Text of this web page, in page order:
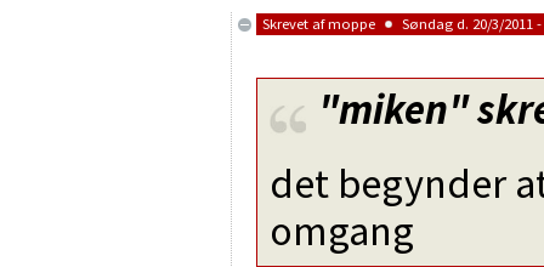
Skrevet afmoppe Søndag d. 20/3/2011 -
"miken"
det begynder
omgang